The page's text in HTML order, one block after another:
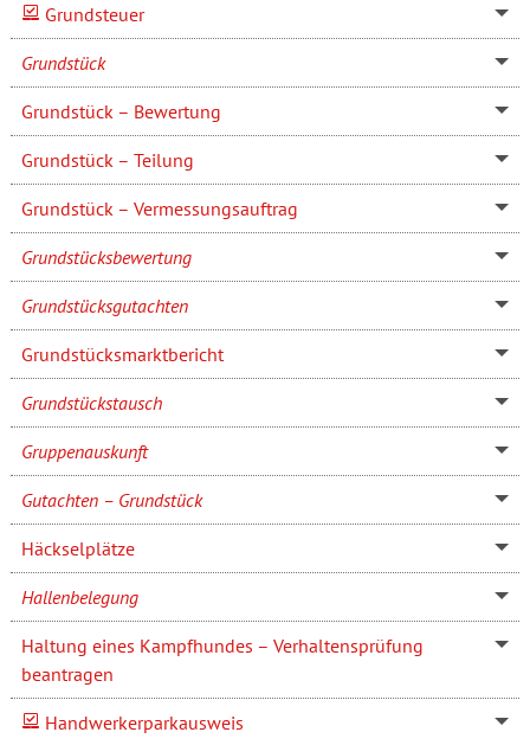
Grundsteuer
Grundstück
Grundstück – Bewertung
Grundstück – Teilung
Grundstück – Vermessungsauftrag
Grundstücksbewertung
Grundstücksgutachten
Grundstücksmarktbericht
Grundstückstausch
Gruppenauskunft
Gutachten – Grundstück
Häckselplätze
Hallenbelegung
Haltung eines Kampfhundes – Verhaltensprüfung
beantragen
Handwerkerparkausweis